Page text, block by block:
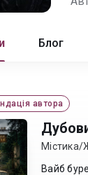
Блог
автора
Містика/
Вайб